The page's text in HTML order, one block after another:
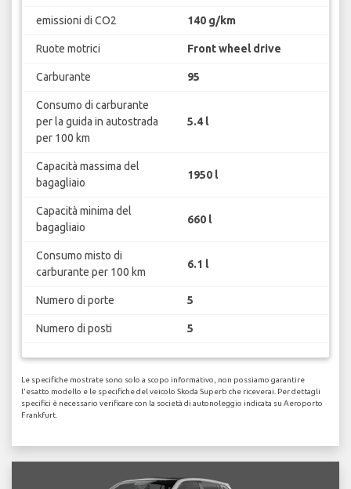
emissioni di CO2 140 g/km
Ruote motrici Front wheel drive
Carburante 95
Consumo di carburante
per la guida in autostrada
per 100 km
5.4 l
Capacità massima del
bagagliaio
1950 l
Capacità minima del
bagagliaio
660 l
Consumo misto di
carburante per 100 km
6.1 l
Numero di porte 5
Numero di posti 5
Le specifiche mostrate sono solo a scopo informativo, non possiamo garantire
l'esatto modello e le specifiche del veicolo Skoda Superb che riceverai. Per dettagli
specifici è necessario verificare con la società di autonoleggio indicata su Aeroporto
Frankfurt.